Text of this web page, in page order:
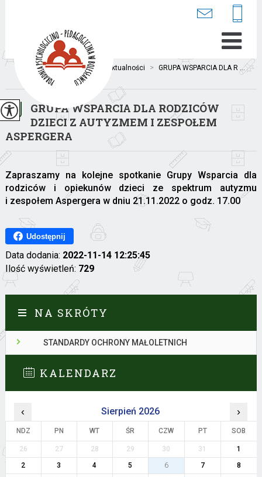
Jesteś tutaj:Home Aktualności > GRUPA WSPARCIA DLA R ...
GRUPA WSPARCIA DLA RODZICÓW
DZIECI Z AUTYZMEM I ZESPOŁEM
ASPERGERA
Zapraszamy na kolejne spotkanie Grupy Wsparcia dla
rodziców i opiekunów dzieci ze spektrum autyzmu
i zespołem Aspergera w dniu 21.11.2022 o godz. 17.00
Udostępnij
Data dodania: 2022-11-14 12:25:45
Ilość wyświetleń: 729
NA SKRÓTY
STANDARDY OCHRONY MAŁOLETNICH
KALENDARZ
‹ Sierpień 2026 ›
NDZ PN WT ŚR CZW PT SOB
26 27 28 29 30 31
1
2
3 4 5 6 7
8